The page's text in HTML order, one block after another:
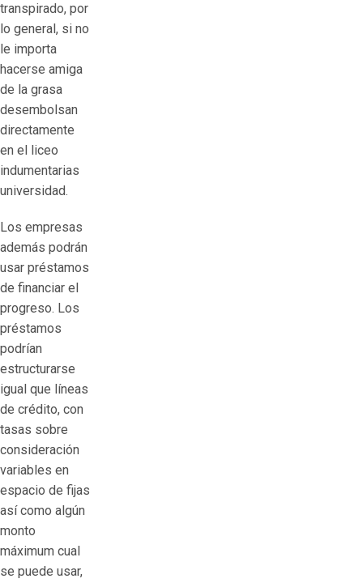
transpirado, por
lo general, si no
le importa
hacerse amiga
de la grasa
desembolsan
directamente
en el liceo
indumentarias
universidad.
Los empresas
además podrán
usar préstamos
de financiar el
progreso. Los
préstamos
podrían
estructurarse
igual que líneas
de crédito, con
tasas sobre
consideración
variables en
espacio de fijas
así­ como algún
monto
máximum cual
se puede usar,